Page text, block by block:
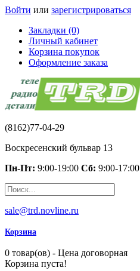
Войти или зарегистрироваться
Закладки (0)
Личный кабинет
Корзина покупок
Оформление заказа
(8162)77-04-29
Воскресенский бульвар 13
Пн-Пт: 9:00-19:00 Сб: 9:00-17:00
sale@trd.novline.ru
Корзина
0 товар(ов) - Цена договорная
Корзина пуста!